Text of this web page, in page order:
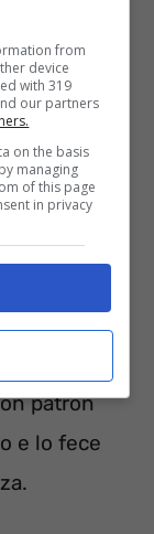
Rubens
, che con
già
a 314
2001,
patron
e lo fece
from
device
with 319
our partners
on the basis
managing
of this page
in privacy